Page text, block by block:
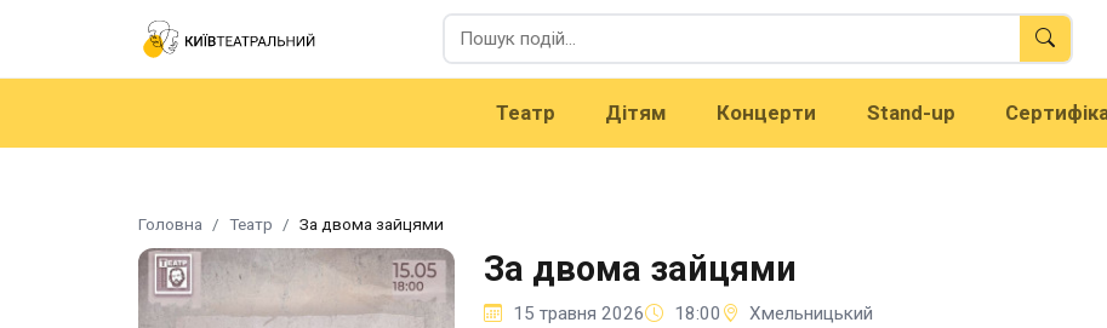
Театр Дітям Концерти Stand-up
Головна Театр За двома зайцями
За двома зайцями
15 травня 2026 18:00
Хмельницький